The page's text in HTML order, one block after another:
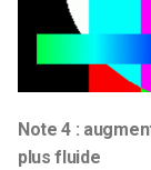
Note 4 :
plus fluide